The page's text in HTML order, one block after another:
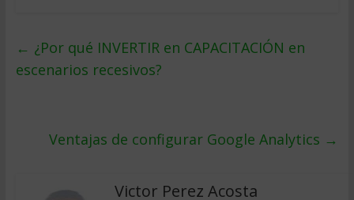
← ¿Por qué INVERTIR en CAPACITACIÓN en
escenarios recesivos?
Ventajas de configurar Google Analytics →
Victor Perez Acosta